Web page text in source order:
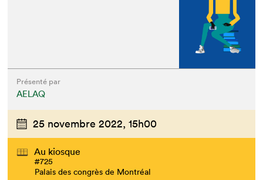
Présenté par
AELAQ
25 novembre 2022, 15h00
Au kiosque
#725
Palais des congrès de Montréal